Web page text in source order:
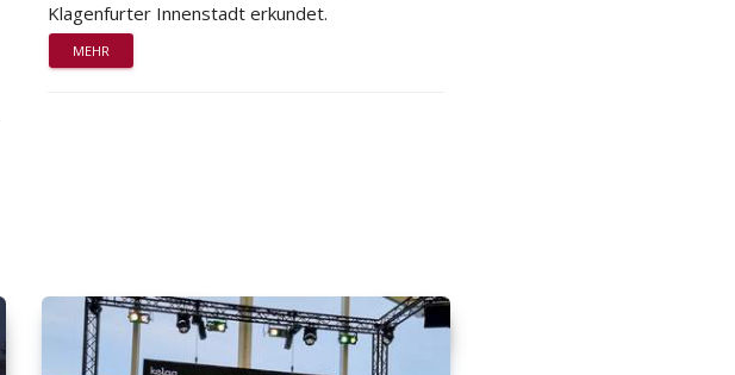
Klagenfurter Innenstadt erkundet.
MEHR